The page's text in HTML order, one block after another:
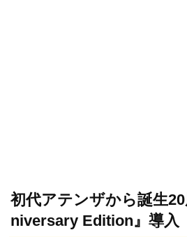
初代アテンザから誕生
niversary Edition』導入